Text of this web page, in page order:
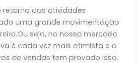
das atividades
uma grande movimentação
seja, no nosso mercado
é cada vez mais otimista e o
de vendas tem provado isso.